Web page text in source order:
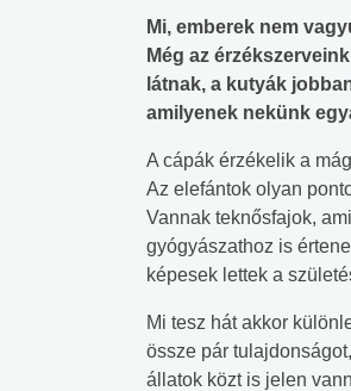
Mi, emberek nem
Még az
látnak, a kutyák
amilyenek nekünk
A cápák érzékelik a
Az elefántok olyan
Vannak teknősfajok,
gyógyászathoz is
képesek lettek a
Mi tesz hát akkor
össze pár
állatok közt is jelen